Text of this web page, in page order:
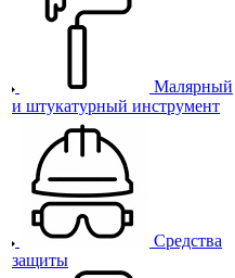
Малярный
и штукатурный инструмент
Средства
защиты